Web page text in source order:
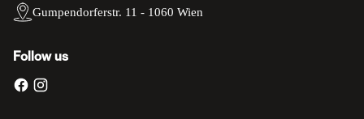
Gumpendorferstr. 11 - 1060 Wien
Follow us